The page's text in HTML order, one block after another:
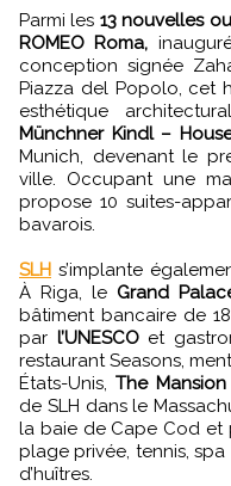
Parmi les 13 nouvelles
ROMEO Roma,
conception signée
Piazza del Popolo, cet
esthétique
Münchner Kindl –
Munich, devenant le
ville. Occupant une
propose 10 suites-
bavarois.
SLH s’implante
À Riga, le Grand
bâtiment bancaire de
par l’UNESCO et
restaurant Seasons,
États-Unis, The
de SLH dans le
la baie de Cape Cod et
plage privée, tennis,
d’huîtres.